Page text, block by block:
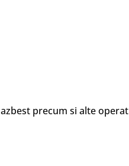
precum si alte